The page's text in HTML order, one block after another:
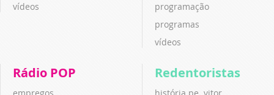
vídeos
programação
programas
vídeos
Rádio POP Redentoristas